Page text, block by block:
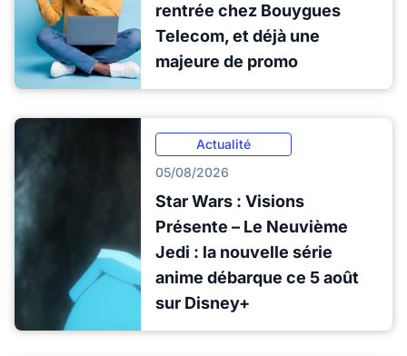
rentrée chez Bouygues
Telecom, et déjà une
majeure de promo
Actualité
05/08/2026
Star Wars : Visions
Présente – Le Neuvième
Jedi : la nouvelle série
anime débarque ce 5 août
sur Disney+